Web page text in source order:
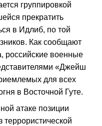
группировкой
прекратить
в Идлиб, по той
Как сообщают
российские военные
«Джейш
для всех
в Восточной Гуте.
атаке позиции